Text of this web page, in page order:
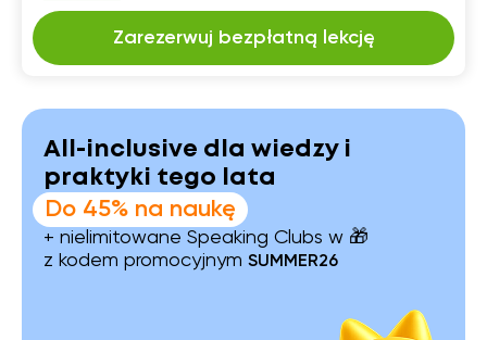
Zarezerwuj bezpłatną lekcję
All-inclusive dla wiedzy i
praktyki tego lata
Do 45% na naukę
+ nielimitowane Speaking Clubs w 🎁
z kodem promocyjnym SUMMER26